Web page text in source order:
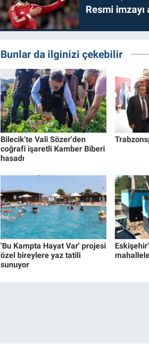
Resmi
Bunlar da ilginizi çekebilir
Bilecik'te Vali Sözer'den
coğrafi işaretli Kamber Biberi
hasadı
'Bu Kampta Hayat Var' projesi
özel bireylere yaz tatili
sunuyor